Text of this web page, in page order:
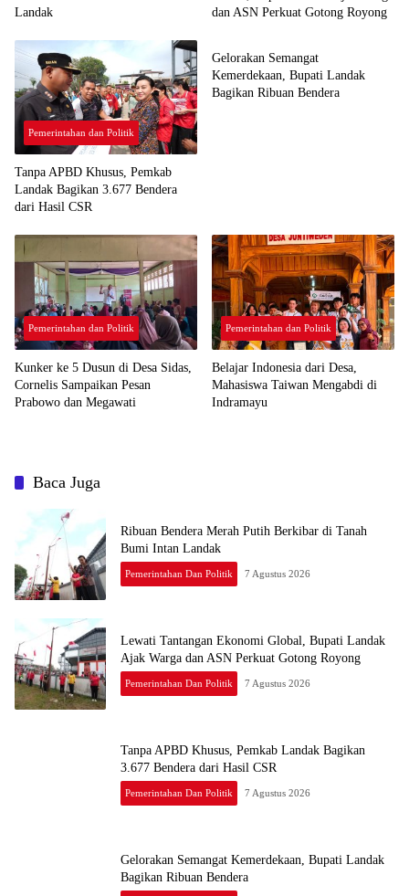
Landak
dan ASN Perkuat Gotong Royong
Pemerintahan dan Politik
Tanpa APBD Khusus, Pemkab
Landak Bagikan 3.677 Bendera
dari Hasil CSR
Pemerintahan dan Politik
Gelorakan Semangat
Kemerdekaan, Bupati Landak
Bagikan Ribuan Bendera
Pemerintahan dan Politik
Kunker ke 5 Dusun di Desa Sidas,
Cornelis Sampaikan Pesan
Prabowo dan Megawati
Pemerintahan dan Politik
Belajar Indonesia dari Desa,
Mahasiswa Taiwan Mengabdi di
Baca Juga
Ribuan Bendera Merah Putih Berkibar di Tanah
Bumi Intan Landak
Pemerintahan Dan Politik 7 Agustus 2026
Lewati Tantangan Ekonomi Global, Bupati Landak
Ajak Warga dan ASN Perkuat Gotong Royong
Pemerintahan Dan Politik 7 Agustus 2026
Tanpa APBD Khusus, Pemkab Landak Bagikan
3.677 Bendera dari Hasil CSR
Pemerintahan Dan Politik 7 Agustus 2026
Gelorakan Semangat Kemerdekaan, Bupati Landak
Bagikan Ribuan Bendera